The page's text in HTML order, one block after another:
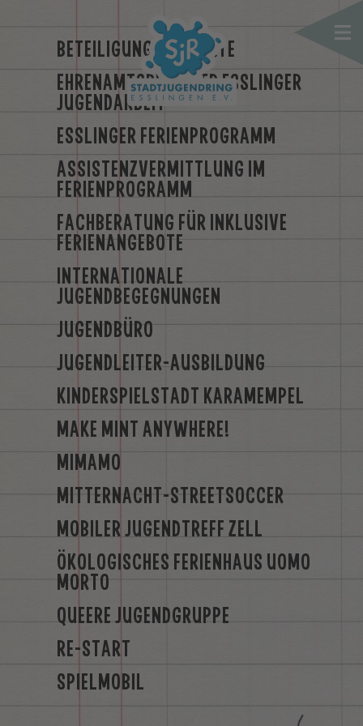
BETEILIGUNGSPROJEKTE
EHRENAMTSPREIS DER ESSLINGER
JUGENDARBEIT
ESSLINGER FERIENPROGRAMM
ASSISTENZVERMITTLUNG IM
FERIENPROGRAMM
FACHBERATUNG FÜR INKLUSIVE
FERIENANGEBOTE
INTERNATIONALE
JUGENDBEGEGNUNGEN
JUGENDBÜRO
JUGENDLEITER-AUSBILDUNG
KINDERSPIELSTADT KARAMEMPEL
MAKE MINT ANYWHERE!
MIMAMO
MITTERNACHT-STREETSOCCER
MOBILER JUGENDTREFF ZELL
ÖKOLOGISCHES FERIENHAUS UOMO
MORTO
QUEERE JUGENDGRUPPE
RE-START
SPIELMOBIL